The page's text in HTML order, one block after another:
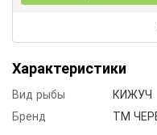
Характеристики
Вид рыбы
КИЖУЧ
Бренд
ТМ